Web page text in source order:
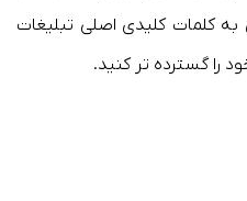
به کلمات کلیدی اصلی تبلیغات
را گسترده تر کنید.